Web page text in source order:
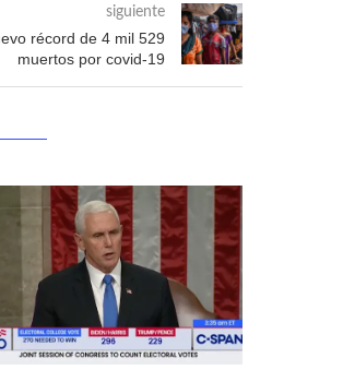
siguiente
récord de 4 mil 529
muertos por covid-19